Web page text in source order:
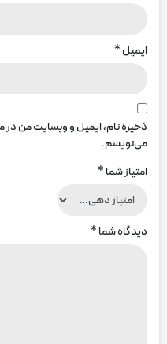
ایمیل*
ذخیره نام، ایمیل و وبسایت من در
می‌نویسم.
امتیاز شما*
دیدگاه شما*